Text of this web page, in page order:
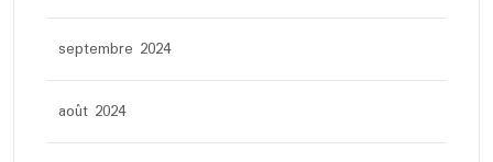
septembre 2024
août 2024